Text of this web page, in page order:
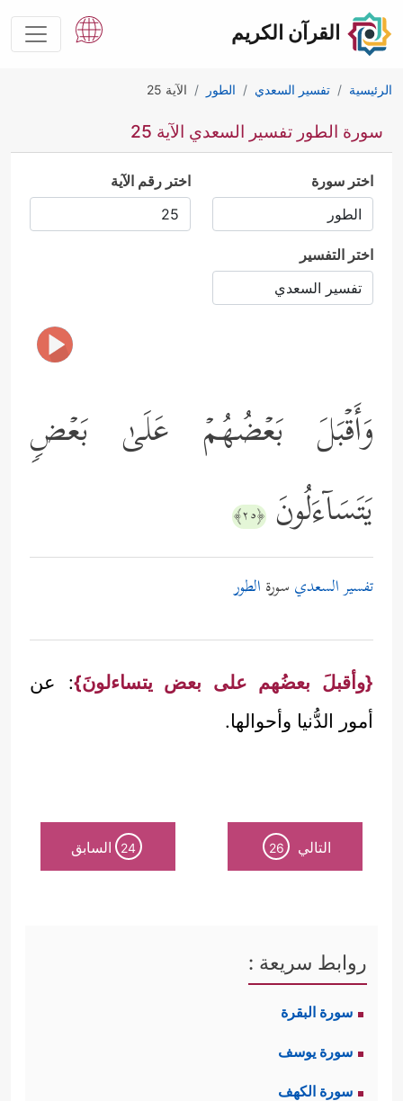
القرآن الكريم
الرئيسية تفسير السعدي الطور الآية 25
سورة الطور تفسير السعدي الآية 25
اختر سورة اختر رقم الآية
اختر التفسير
وَأَقۡبَلَ بَعۡضُهُمۡ عَلَىٰ بَعۡضࣲ
یَتَسَاۤءَلُونَ ﴿٢٥﴾
تفسير السعدي سورة الطور
{وأقبلَ بعضُهم على بعض يتساءلونَ}: عن
أمور الدُّنيا وأحوالها.
التالي 26
24 السابق
روابط سريعة :
سورة البقرة
سورة يوسف
سورة الكهف